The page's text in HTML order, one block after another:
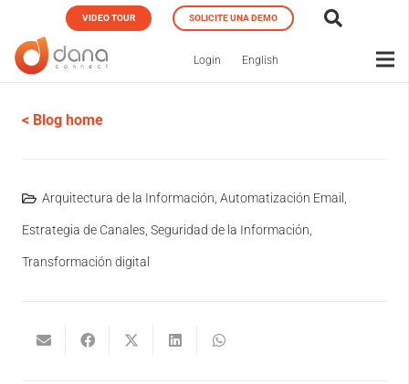
VIDEO TOUR SOLICITE UNA DEMO
Login English
< Blog home
Arquitectura de la Información, Automatización Email ,
Estrategia de Canales, Seguridad de la Información,
Transformación digital